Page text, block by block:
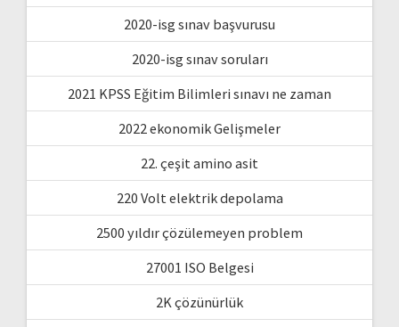
2020-isg sınav başvurusu
2020-isg sınav soruları
2021 KPSS Eğitim Bilimleri sınavı ne zaman
2022 ekonomik Gelişmeler
22. çeşit amino asit
220 Volt elektrik depolama
2500 yıldır çözülemeyen problem
27001 ISO Belgesi
2K çözünürlük